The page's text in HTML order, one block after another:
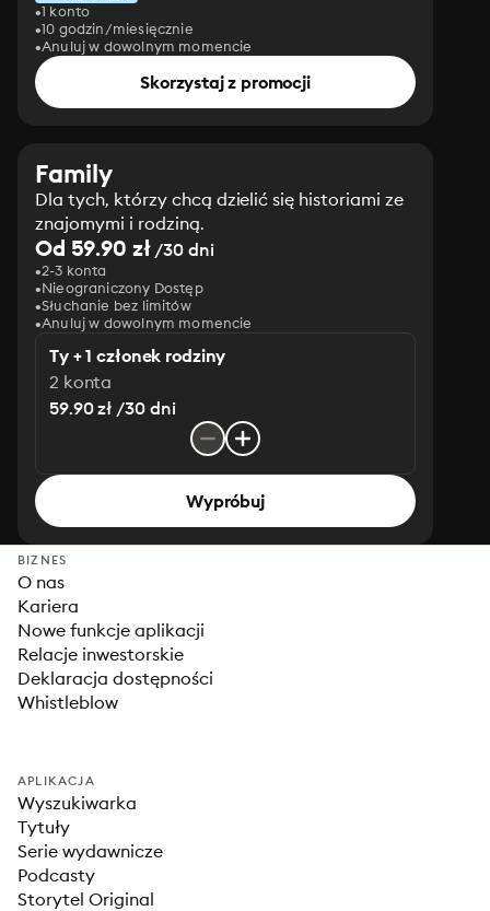
1 konto
10 godzin/miesięcznie
Anuluj w dowolnym momencie
Skorzystaj z promocji
Family
Dla tych, którzy chcą dzielić się historiami ze
znajomymi i rodziną.
Od 59.90 zł/30 dni
2-3 konta
Nieograniczony Dostęp
Słuchanie bez limitów
Anuluj w dowolnym momencie
Ty + 1 członek rodziny
2 konta
59.90 zł /30 dni
Wypróbuj
BIZNES
O nas
Kariera
Nowe funkcje aplikacji
Relacje inwestorskie
Deklaracja dostępności
Whistleblow
APLIKACJA
Wyszukiwarka
Tytuły
Serie wydawnicze
Podcasty
Storytel Original